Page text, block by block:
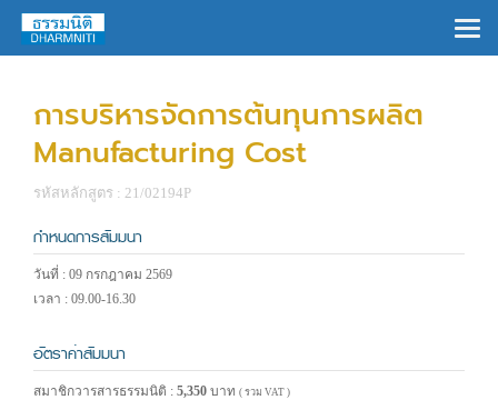
การบริหารจัดการต้นทุนการผลิต
Manufacturing Cost
รหัสหลักสูตร : 21/02194P
กำหนดการสัมมนา
วันที่ : 09 กรกฎาคม 2569
เวลา : 09.00-16.30
อัตราค่าสัมมนา
สมาชิกวารสารธรรมนิติ : 5,350 บาท ( รวม VAT )
×